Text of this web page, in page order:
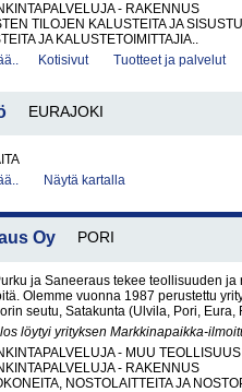
- RAKENNUS
TILOJEN KALUSTEITA JA
JA KALUSTETOIMITTAJIA..
Kotisivut Tuotteet ja palvelut
EURAJOKI
Näytä kartalla
Oy PORI
ja Saneeraus tekee teollisuuden
Olemme vuonna 1987 perustettu
seutu, Satakunta (Ulvila, Pori, Eura,
löytyi yrityksen Markkinapaikka-
- MUU TEOLLISUUS
- RAKENNUS
NOSTOLAITTEITA JA